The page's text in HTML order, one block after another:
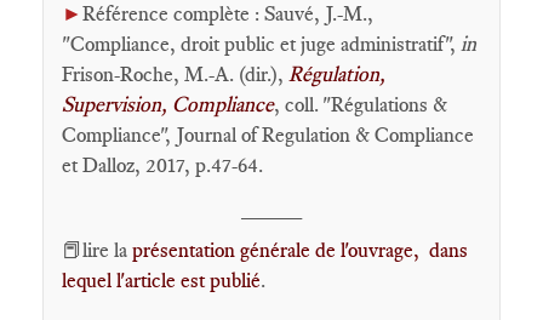
► Référence complète : Sauvé, J.-M.,
"Compliance, droit public et juge administratif", in
Frison-Roche, M.-A. (dir.), Régulation,
Supervision, Compliance, coll. "Régulations &
Compliance", Journal of Regulation & Compliance
et Dalloz, 2017, p.47-64.
📕lire la présentation générale de l'ouvrage, dans
lequel l'article est publié.